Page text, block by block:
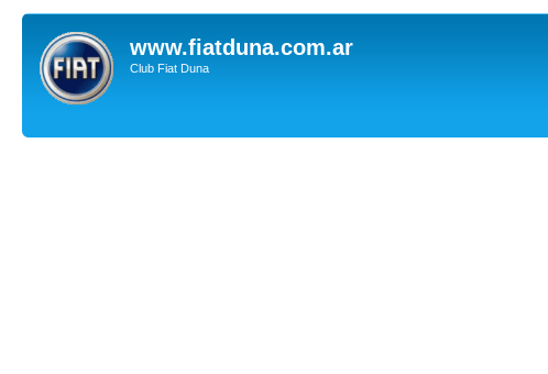
www.fiatduna.com.ar
Club Fiat Duna